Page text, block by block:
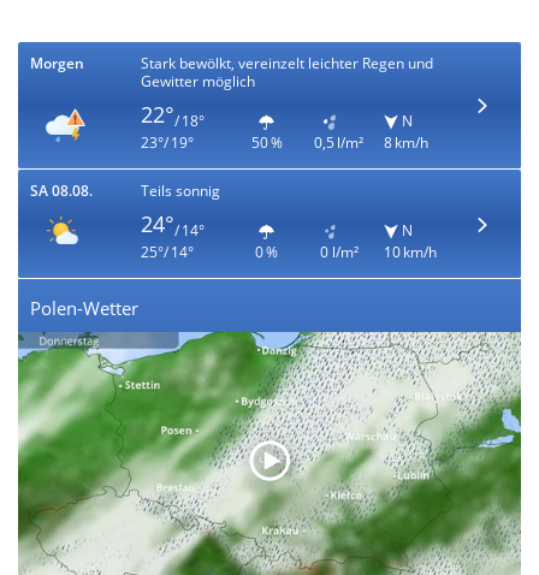
Morgen
Stark bewölkt, vereinzelt leichter Regen und
Gewitter möglich
22°/ 18°
23°/ 19°
50 % 0,5 l/m²
N
8 km/h
SA 08.08. Teils sonnig
24°/ 14°
25°/ 14°
0 % 0 l/m²
N
10 km/h
Polen-Wetter